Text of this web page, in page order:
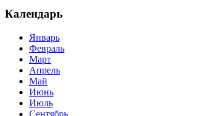
Календарь
Январь
Февраль
Март
Апрель
Май
Июнь
Июль
Сентябрь